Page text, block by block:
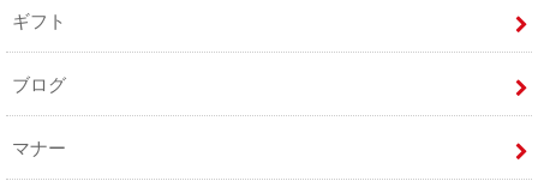
ギフト
ブログ
マナー